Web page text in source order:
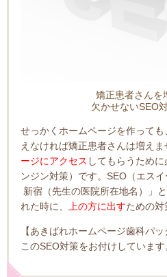
矯正患者さんを
欠かせないSEO
せっかくホームページを作って
えなければ矯正患者さんは増えま
ージにアクセス してもらうために
ンジン対策）です。 SEO（エスイ
新宿（先生の医院所在地名）」
れた時に、 上の方に出すための対
【あきばれホームページ歯科パッ
このSEO対策をお付けしています